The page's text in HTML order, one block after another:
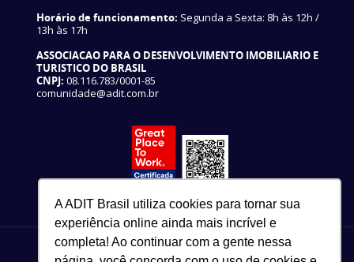
A ADIT Brasil utiliza cookies para tornar sua
experiência online ainda mais incrível e
completa! Ao continuar com a gente nessa
Horário de funcionamento: Segunda a Sexta: 8h às 12h /
13h às 17h
ASSOCIACAO PARA O DESENVOLVIMENTO IMOBILIARIO E
TURISTICO DO BRASIL
CNPJ: 08.116.783/0001-85
comunidade@adit.com.br